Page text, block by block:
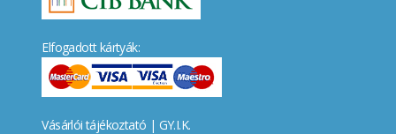
Elfogadott kártyák:
Vásárlói tájékoztató | GY.I.K.